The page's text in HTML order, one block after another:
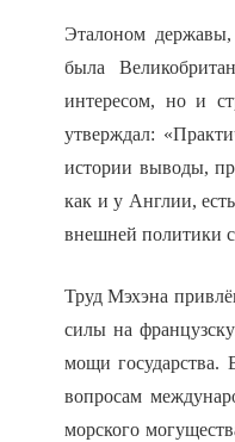
Эталоном
была
интересом, но и
утверждал:
истории выводы,
как и у Англии,
внешней политики
Труд Мэхэна
силы на
мощи государства.
вопросам
морского